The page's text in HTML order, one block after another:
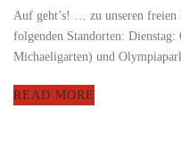
Auf geht’s! … zu unseren
folgenden Standorten:
Michaeligarten) und
READ MORE